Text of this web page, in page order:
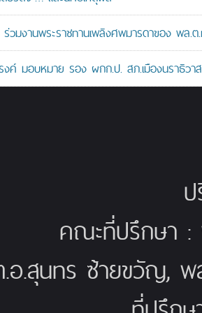
วมงานพระราชทานเพลิงศพมารดาของ พล.
งค์ มอบหมาย รอง ผกก.ป. สภ.เมืองนราธิว
คณะที่ปรึกษา
อ.สุนทร ซ้ายขวัญ,